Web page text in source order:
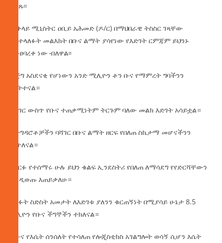
ገለጹ፡፡
ጠቅላይ ሚኒስትር ዐቢይ አሕመድ (ዶ/ር) በማህበራዊ ትስስር ገጻቸው
ባስተላለፉት መልእክት በቡና ልማት ያሳየነው የእድገት ርምጃም ይህንኑ
ያንፀባረቀ ነው ብለዋል፡፡
እጅግ አስደናቂ የሆነውን አንድ ሚሊዮን ቶን ቡና የማምረት ግባችንን
መትተናል።
የሀገር ውስጥ የቡና ተጠቃሚነትም ትርጉም ባለው መልክ እድገት አሳይቷል።
ከተግዳሮቶቻችን ባሻገር በቡና ልማት ዘርፍ የበለጠ ስኬታማ መሆናችንን
ቀጥለናል።
በዘርፉ የተሰማሩ ሁሉ ይህን ቁልፍ ኢንደስትሪ የበለጠ ለማሳደግ የየድርሻቸውን
እንዲወጡ እጠይቃለሁ።
ባለፉት ስድስት አመታት ለእድገቱ ያለንን ቁርጠኝነት በሚያሳይ ሁኔታ 8.5
ቢሊዮን የቡና ችግኞችን ተክለናል።
ለቡና የእሴት ሰንሰለት የተሳለጠ የሎጂስቲክስ አገልግሎት ወሳኝ ሲሆን እሴት